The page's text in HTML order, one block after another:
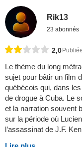
Rik13
23 abonnés
2,0
Le thème du long
sujet pour bâtir un film
québécois qui, dans
de drogue à Cuba. Le
et la narration souvent
sur la période où
l’assassinat de J.F.